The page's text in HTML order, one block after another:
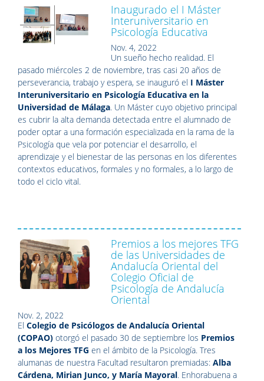
Inaugurado el I Máster
Interuniversitario en
Psicología Educativa
Nov. 4, 2022
Un sueño hecho realidad. El
pasado miércoles 2 de noviembre, tras casi 20 años de
perseverancia, trabajo y espera, se inauguró el I Máster
Interuniversitario en Psicología Educativa en la
Universidad de Málaga. Un Máster cuyo objetivo principal
es cubrir la alta demanda detectada entre el alumnado de
poder optar a una formación especializada en la rama de la
Psicología que vela por potenciar el desarrollo, el
aprendizaje y el bienestar de las personas en los diferentes
contextos educativos, formales y no formales, a lo largo de
todo el ciclo vital.
Premios a los mejores TFG
de las Universidades de
Andalucía Oriental del
Colegio Oficial de
Psicología de Andalucía
Oriental
Nov. 2, 2022
El Colegio de Psicólogos de Andalucía Oriental
(COPAO) otorgó el pasado 30 de septiembre los Premios
a los Mejores TFG en el ámbito de la Psicología. Tres
alumanas de nuestra Facultad resultaron premiadas: Alba
Cárdena, Mirian Junco, y María Mayoral. Enhorabuena a